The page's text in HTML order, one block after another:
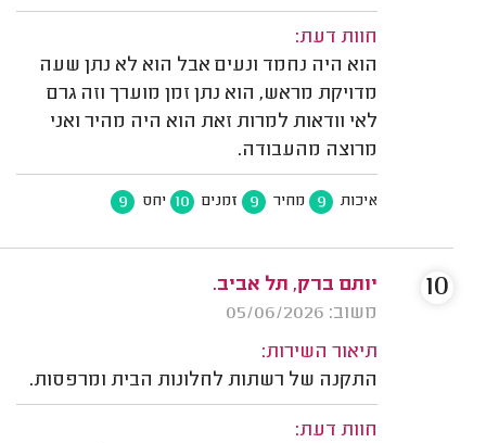
חוות דעת:
הוא היה נחמד ונעים אבל הוא לא נתן שעה
מדויקת מראש, הוא נתן זמן מוערך וזה גרם
לאי וודאות למרות זאת הוא היה מהיר ואני
מרוצה מהעבודה.
איכות 9 מחיר 9 זמנים 10 יחס 9
יותם ברק, תל אביב.
משוב: 05/06/2026
תיאור השירות:
התקנה של רשתות לחלונות הבית ומרפסות.
חוות דעת:
10